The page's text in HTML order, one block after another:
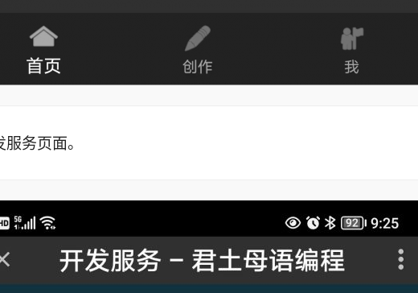
务页面。